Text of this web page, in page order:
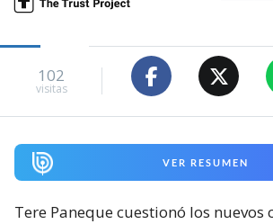
102
visitas
VER RESUMEN
Tere Paneque cuestionó los nuevos